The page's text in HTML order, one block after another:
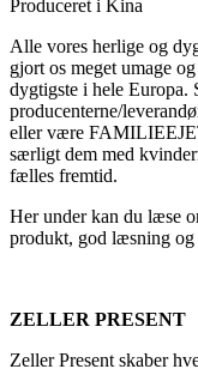
Produceret i Kina
Alle vores herlige og
gjort os meget umage
dygtigste i hele Europa.
producenterne/
eller være
særligt dem med
fælles fremtid.
Her under kan du læse
produkt, god læsning
ZELLER PRESENT
Zeller Present skaber